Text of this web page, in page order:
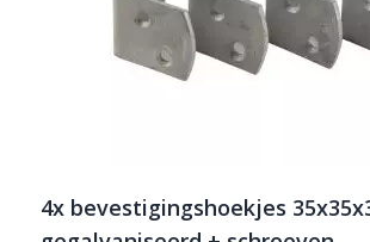
4x bevestigingshoekjes